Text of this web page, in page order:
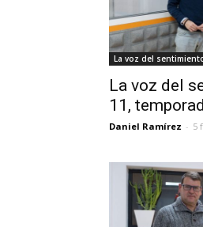
La voz del
La voz del
11,
Daniel Ramírez - 5